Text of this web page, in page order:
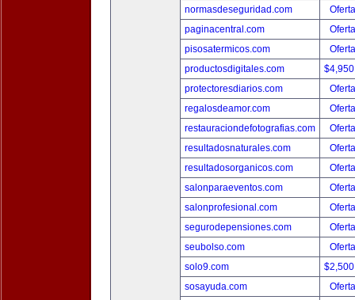
normasdeseguridad.com
paginacentral.com
pisosatermicos.com
productosdigitales.com
protectoresdiarios.com
regalosdeamor.com
restauraciondefotografias.com
resultadosnaturales.com
resultadosorganicos.com
salonparaeventos.com
salonprofesional.com
segurodepensiones.com
seubolso.com
solo9.com
sosayuda.com